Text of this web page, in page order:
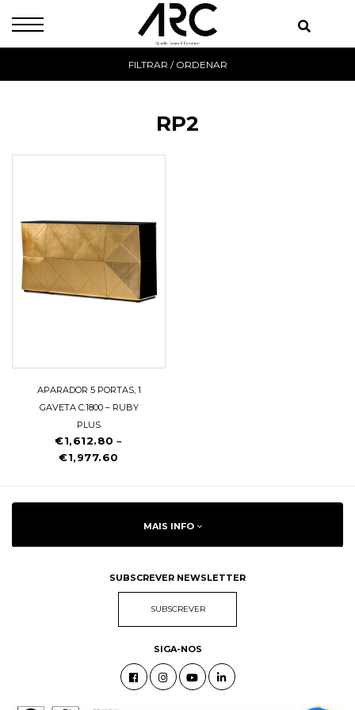
FILTRAR / ORDENAR
RP2
APARADOR 5 PORTAS, 1
GAVETA C.1800 – RUBY
PLUS
€1,612.80 –
€1,977.60
MAIS INFO
SUBSCREVER NEWSLETTER
SUBSCREVER
SIGA-NOS